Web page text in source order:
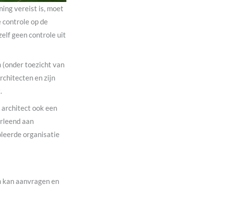
vereist is, moet
controle op de
geen controle uit
toezicht van
en zijn
ook een
aan
organisatie
aanvragen en